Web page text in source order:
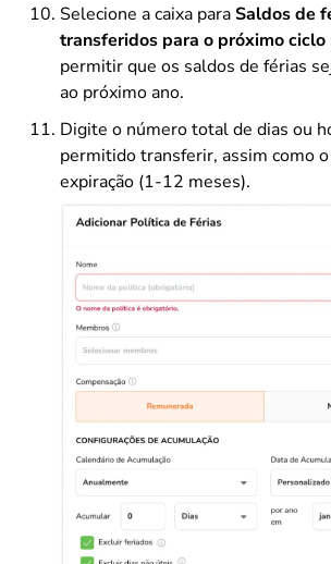
Selecione a caixa paraSaldos de
transferidos para o próximo ciclo
permitir que os saldos de férias
ao próximo ano.
Digite o número total de dias ou
permitido transferir, assim como
expiração (1-12 meses).